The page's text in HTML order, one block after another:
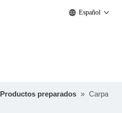
Español
Productos preparados » Carpa